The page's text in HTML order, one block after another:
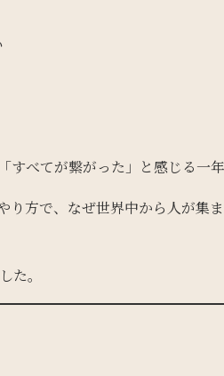
べてが繋がった」と感じる一年
り方で、なぜ世界中から人が集
た。